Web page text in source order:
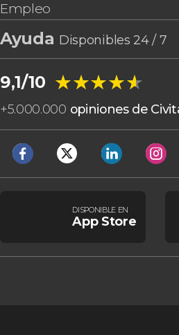
Empleo
Ayuda Disponibles 24 / 7
9,1/10 ★★★★★
★★★★★
+5.000.000 opiniones de
DISPONIBLE EN
App Store